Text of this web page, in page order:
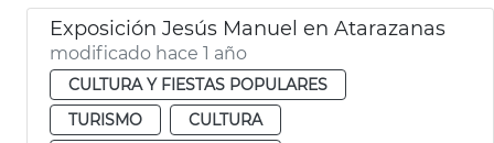
Exposición Jesús Manuel en Atarazanas
modificado hace 1 año
CULTURA Y FIESTAS POPULARES
TURISMO
CULTURA